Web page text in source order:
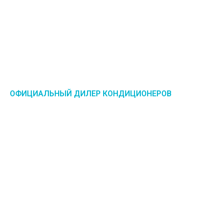
ОФИЦИАЛЬНЫЙ ДИЛЕР КОНДИЦИОНЕРОВ